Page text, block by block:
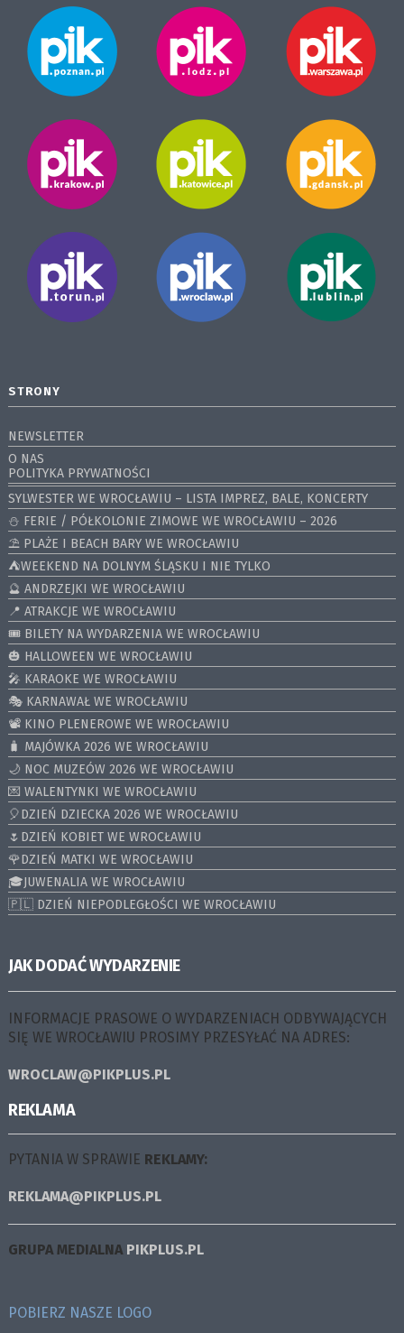
STRONY
NEWSLETTER
O NAS
POLITYKA PRYWATNOŚCI
SYLWESTER WE WROCŁAWIU – LISTA IMPREZ, BALE, KONCERTY
⛄️ FERIE / PÓŁKOLONIE ZIMOWE WE WROCŁAWIU – 2026
⛱️ PLAŻE I BEACH BARY WE WROCŁAWIU
⛺️WEEKEND NA DOLNYM ŚLĄSKU I NIE TYLKO
🔮 ANDRZEJKI WE WROCŁAWIU
📍 ATRAKCJE WE WROCŁAWIU
🎟️ BILETY NA WYDARZENIA WE WROCŁAWIU
🎃 HALLOWEEN WE WROCŁAWIU
🎤 KARAOKE WE WROCŁAWIU
🎭 KARNAWAŁ WE WROCŁAWIU
📽️ KINO PLENEROWE WE WROCŁAWIU
🧳 MAJÓWKA 2026 WE WROCŁAWIU
🌙 NOC MUZEÓW 2026 WE WROCŁAWIU
💌 WALENTYNKI WE WROCŁAWIU
🎈DZIEŃ DZIECKA 2026 WE WROCŁAWIU
🌷DZIEŃ KOBIET WE WROCŁAWIU
🌹DZIEŃ MATKI WE WROCŁAWIU
🎓JUWENALIA WE WROCŁAWIU
🇵🇱 DZIEŃ NIEPODLEGŁOŚCI WE WROCŁAWIU
JAK DODAĆ WYDARZENIE
INFORMACJE PRASOWE O WYDARZENIACH ODBYWAJĄCYCH
SIĘ WE WROCŁAWIU PROSIMY PRZESYŁAĆ NA ADRES:
WROCLAW@PIKPLUS.PL
REKLAMA
PYTANIA W SPRAWIE REKLAMY:
REKLAMA@PIKPLUS.PL
GRUPA MEDIALNA PIKPLUS.PL
POBIERZ NASZE LOGO